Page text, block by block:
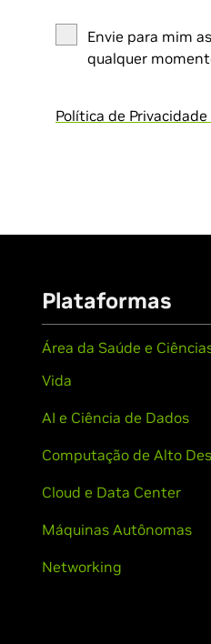
Envie para mim
qualquer
Política de Privacidade
Plataformas
Área da Saúde e
Vida
AI e Ciência de Dados
Computação de Alto
Cloud e Data Center
Máquinas Autônomas
Networking